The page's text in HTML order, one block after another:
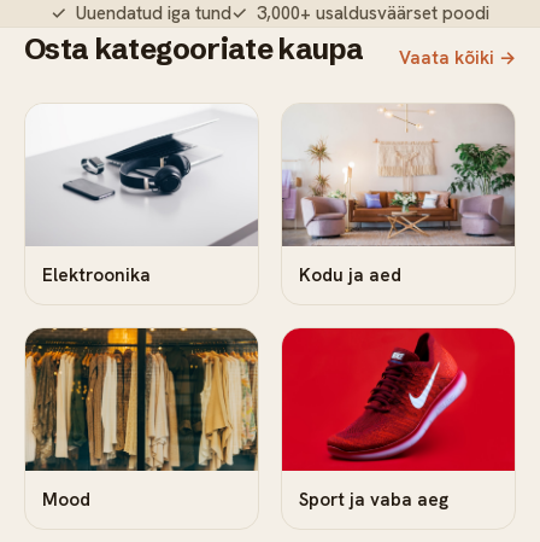
✓ Uuendatud iga tund✓ 3,000+ usaldusväärset poodi
Osta kategooriate kaupa Vaata kõiki →
Elektroonika Kodu ja aed
Mood Sport ja vaba aeg